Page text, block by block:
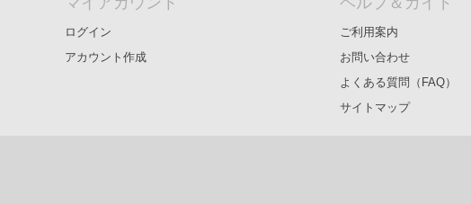
ログイン
アカウント作成
ご利用案内
お問い合わせ
よくある質問（FAQ）
サイトマップ